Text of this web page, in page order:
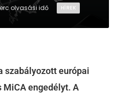
olvasási idő HÍREK
szabályozott európai
MiCA engedélyt. A